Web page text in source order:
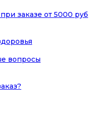
заказе от 5000 руб
вопросы